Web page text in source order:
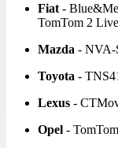
Fiat -
TomTom 2
Mazda - NVA-
Toyota -
Lexus -
Opel -